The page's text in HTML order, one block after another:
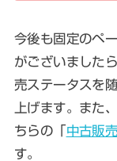
今後も固定のペ
がございました
売ステータスを
上げます。また
ちらの「中古販売
す。